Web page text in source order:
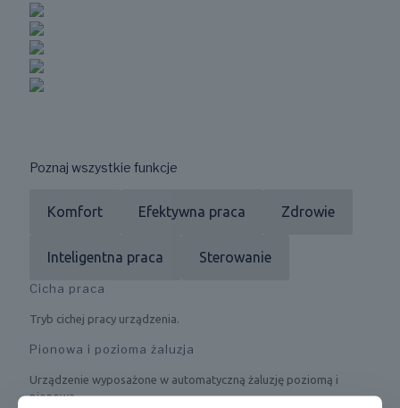
Poznaj wszystkie funkcje
Komfort Efektywna praca Zdrowie
Inteligentna praca Sterowanie
Cicha praca
Tryb cichej pracy urządzenia.
Pionowa i pozioma żaluzja
Urządzenie wyposażone w automatyczną żaluzję poziomą i
pionową.